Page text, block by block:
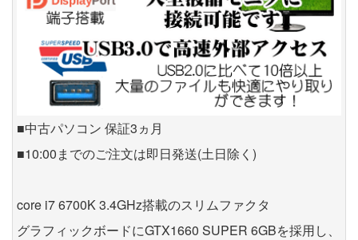
■中古パソコン 保証3ヵ月
■10:00までのご注文は即日発送(土日除く)
core i7 6700K 3.4GHz搭載のスリムファクタ
グラフィックボードにGTX1660 SUPER 6GBを採用し、